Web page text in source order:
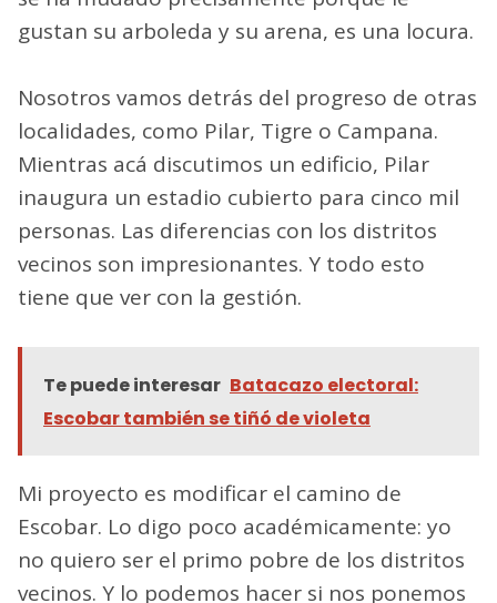
gustan su arboleda y su arena, es una locura.
Nosotros vamos detrás del progreso de otras
localidades, como Pilar, Tigre o Campana.
Mientras acá discutimos un edificio, Pilar
inaugura un estadio cubierto para cinco mil
personas. Las diferencias con los distritos
vecinos son impresionantes. Y todo esto
tiene que ver con la gestión.
Te puede interesar Batacazo electoral:
Escobar también se tiñó de violeta
Mi proyecto es modificar el camino de
Escobar. Lo digo poco académicamente: yo
no quiero ser el primo pobre de los distritos
vecinos. Y lo podemos hacer si nos ponemos